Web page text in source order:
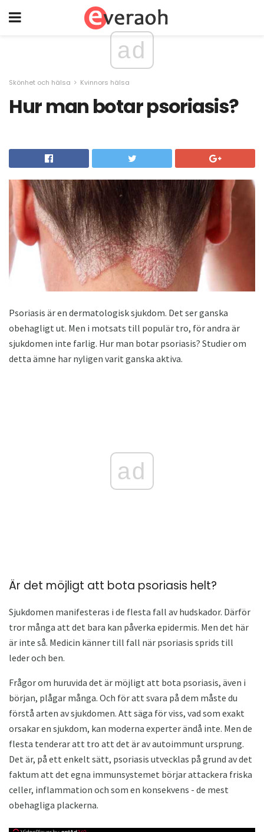
ad
Skönhet och hälsa Kvinnors hälsa
Hur man botar psoriasis?
Psoriasis är en dermatologisk sjukdom. Det ser ganska
obehagligt ut. Men i motsats till populär tro, för andra är
sjukdomen inte farlig. Hur man botar psoriasis? Studier om
detta ämne har nyligen varit ganska aktiva.
ad
Är det möjligt att bota psoriasis helt?
Sjukdomen manifesteras i de flesta fall av hudskador. Därför
tror många att det bara kan påverka epidermis. Men det här
är inte så. Medicin känner till fall när psoriasis sprids till
leder och ben.
Frågor om huruvida det är möjligt att bota psoriasis, även i
början, plågar många. Och för att svara på dem måste du
förstå arten av sjukdomen. Att säga för viss, vad som exakt
orsakar en sjukdom, kan moderna experter ändå inte. Men de
flesta tenderar att tro att det är av autoimmunt ursprung.
Det är, på ett enkelt sätt, psoriasis utvecklas på grund av det
faktum att det egna immunsystemet börjar attackera friska
celler, inflammation och som en konsekvens - de mest
obehagliga plackerna.